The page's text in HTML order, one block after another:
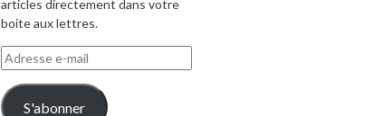
articles directement dans votre
boite aux lettres.
Adresse
e-
mail
S'abonner